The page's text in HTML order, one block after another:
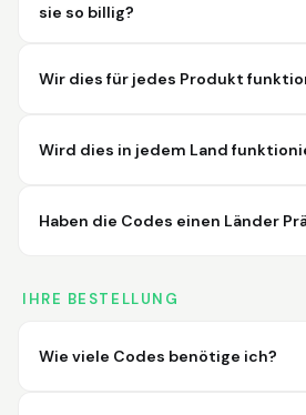
sie so billig?
Wir dies für jedes Produkt
Wird dies in jedem Land
Haben die Codes einen Länder
IHRE BESTELLUNG
Wie viele Codes benötige ich?